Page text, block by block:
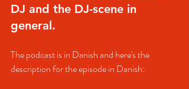
DJ and the DJ-scene in
general.
The podcast is in Danish and here's the
description for the episode in Danish: